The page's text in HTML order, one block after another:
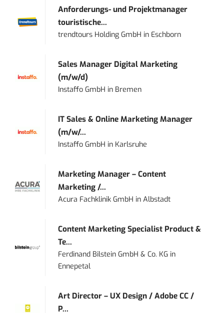
Anforderungs- und Projektmanager
touristische...
trendtours Holding GmbH in Eschborn
Sales Manager Digital Marketing
(m/w/d)
Instaffo GmbH in Bremen
IT Sales & Online Marketing Manager
(m/w/...
Instaffo GmbH in Karlsruhe
Marketing Manager – Content
Marketing /...
Acura Fachklinik GmbH inAlbstadt
Content Marketing Specialist Product &
Te...
Ferdinand Bilstein GmbH & Co. KG in
Ennepetal
Art Director – UX Design / Adobe CC /
P...